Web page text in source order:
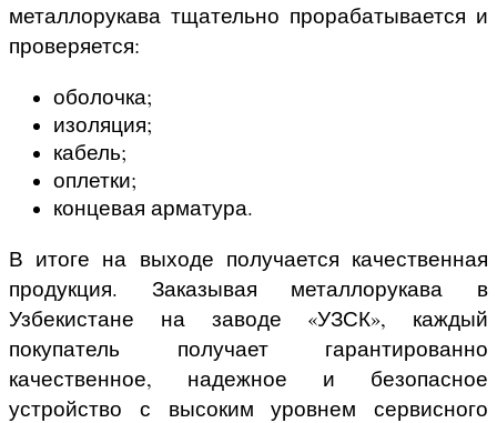
металлорукава тщательно прорабатывается и
проверяется:
оболочка;
изоляция;
кабель;
оплетки;
концевая арматура.
В итоге на выходе получается качественная
продукция. Заказывая металлорукава в
Узбекистане на заводе «УЗСК», каждый
покупатель получает гарантированно
качественное, надежное и безопасное
устройство с высоким уровнем сервисного